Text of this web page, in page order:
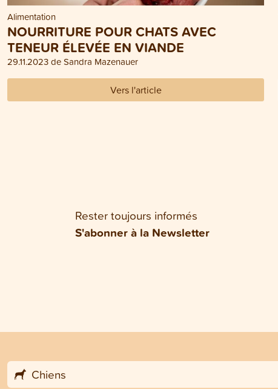
Alimentation
NOURRITURE POUR CHATS AVEC
TENEUR ÉLEVÉE EN VIANDE
29.11.2023 de Sandra Mazenauer
Vers l'article
Rester toujours informés
S'abonner à la Newsletter
Chiens